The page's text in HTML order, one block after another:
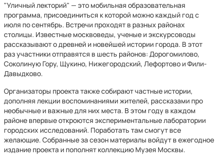
"Уличный лекторий" — это мобильная образовательная
программа, присоединиться к которой можно каждый год с
июля по сентябрь. Встречи проходят в разных районах
столицы. Известные москвоведы, ученые и экскурсоводы
рассказывают о древней и новейшей истории города. В этот
раз участники отправятся в шесть районов: Дорогомилово,
Соколиную Гору, Щукино, Нижегородский, Лефортово и Фили-
Давыдково.
Организаторы проекта также собирают частные истории,
дополняя лекции воспоминаниями жителей, рассказами про
необычные и важные для них места. В этом году в каждом
районе впервые откроются экспериментальные лаборатории
городских исследований. Поработать там смогут все
желающие. Собранные за сезон материалы войдут в ежегодное
издание проекта и пополнят коллекцию Музея Москвы.